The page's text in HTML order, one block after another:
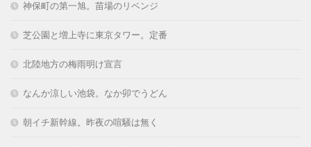
神保町の第一旭。苗場のリベンジ
芝公園と増上寺に東京タワー。定番
北陸地方の梅雨明け宣言
なんか涼しい池袋。なか卯でうどん
朝イチ新幹線。昨夜の喧騒は無く